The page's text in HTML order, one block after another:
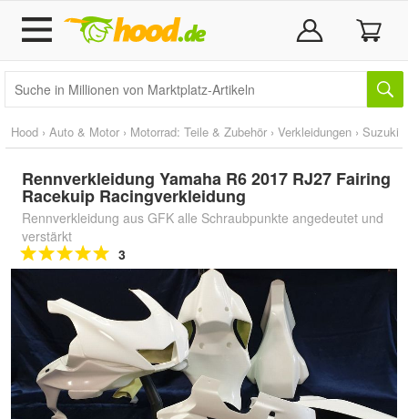
Hood › Auto & Motor › Motorrad: Teile & Zubehör › Verkleidungen › Suzuki
Rennverkleidung Yamaha R6 2017 RJ27 Fairing
Racekuip Racingverkleidung
Rennverkleidung aus GFK alle Schraubpunkte angedeutet und
verstärkt
3